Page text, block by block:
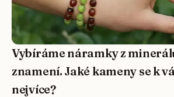
Vybíráme náramky z
znamení. Jaké kameny se k
nejvíce?